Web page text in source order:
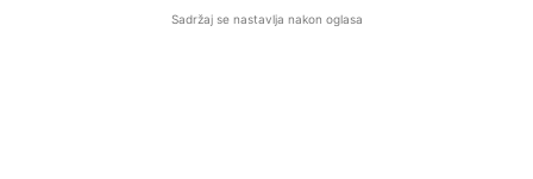
Sadržaj se nastavlja nakon oglasa